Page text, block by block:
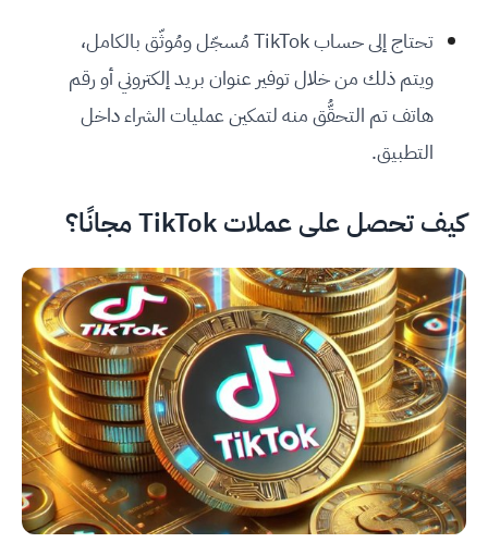
تحتاج إلى حساب TikTok مُسجّل ومُوثّق بالكامل،
ويتم ذلك من خلال توفير عنوان بريد إلكتروني أو رقم
هاتف تم التحقُّق منه لتمكين عمليات الشراء داخل
التطبيق.
كيف تحصل على عملات TikTok مجانًا؟